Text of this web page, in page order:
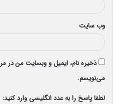
وب‌ سایت
ذخیره نام، ایمیل و وبسایت من در
می‌نویسم.
لطفا پاسخ را به عدد انگلیسی وارد کنید: